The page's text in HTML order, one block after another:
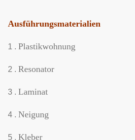
Ausführungsmaterialien
1 . Plastikwohnung
2 . Resonator
3 . Laminat
4 . Neigung
5 . Kleber